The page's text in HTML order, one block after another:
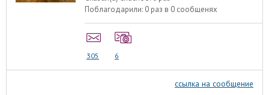
Поблагодарили: 0 раз в 0 сообщенях
305 6
ссылка на сообщение